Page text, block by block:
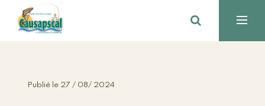
Publié le 27 / 08/ 2024